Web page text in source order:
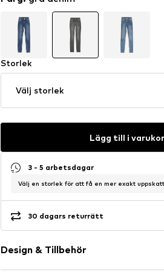
Storlek
Välj storlek
Lägg till i
3 - 5 arbetsdagar
Välj en storlek för att få en mer exakt
30 dagars returrätt
Design & Tillbehör